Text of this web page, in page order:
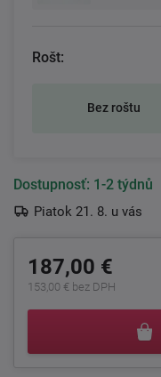
Rošt:
Bez roštu
Dostupnosť: 1-2 týdnů
Piatok 21. 8. u vás
187,00 €
153,00 € bez DPH